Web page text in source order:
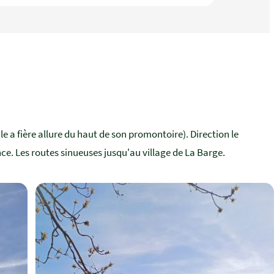
a fière allure du haut de son promontoire). Direction le
Les routes sinueuses jusqu'au village de La Barge.